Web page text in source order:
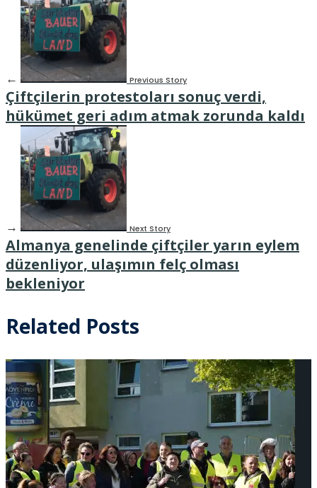
← Previous Story
Çiftçilerin protestoları sonuç verdi,
hükümet geri adım atmak zorunda kaldı
→ Next Story
Almanya genelinde çiftçiler yarın eylem
düzenliyor, ulaşımın felç olması
bekleniyor
Related Posts